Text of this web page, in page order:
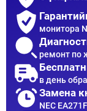
монитора
ремонт по
в день
Замена
NEC